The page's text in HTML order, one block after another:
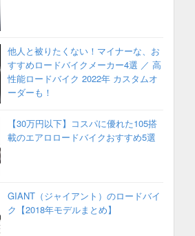
他人と被りたくない！マイナーな、お
すすめロードバイクメーカー4選 ／ 高
性能ロードバイク 2022年 カスタムオ
ーダーも！
【30万円以下】コスパに優れた105搭
載のエアロロードバイクおすすめ5選
GIANT（ジャイアント）のロードバイ
ク【2018年モデルまとめ】